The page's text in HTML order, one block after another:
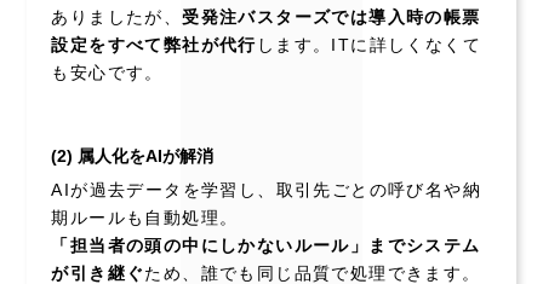
ありましたが、受発注バスターズでは導入時の帳票
設定をすべて弊社が代行 します。ITに詳しくなくて
も安心です。
(2) 属人化をAIが解消
AIが過去データを学習し、取引先ごとの呼び名や納
期ルールも自動処理。
「担当者の頭の中にしかないルール」までシステム
が引き継ぐため、誰でも同じ品質で処理できます。